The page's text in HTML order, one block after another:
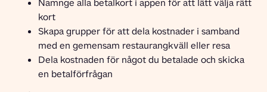
Namnge alla betalkort i appen för att lätt välja rätt
kort
Skapa grupper för att dela kostnader i samband
med en gemensam restaurangkväll eller resa
Dela kostnaden för något du betalade och skicka
en betalförfrågan